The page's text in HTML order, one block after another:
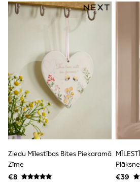
98 - 110cm
116 - 134cm
140 - 174cm
All Clothing
Dresses
Shorts & Skirts
Coats & Jackets
Sweatshirts & Hoodies
Knitwear
Sets & Outfits
Tops
Nightwear & Pyjamas
Trousers & Leggings
Shirts & Blouses
Swimwear
Jeans
Jumpsuits & Playsuits
Multipacks
Ziedu Mīlestības Bites Piekaramā
Zīme
€8
Plāksne
€39